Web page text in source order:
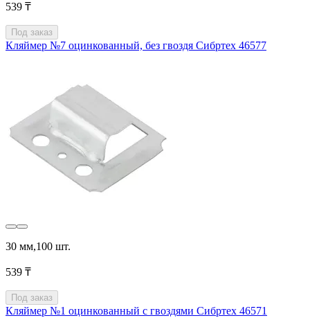
539 ₸
Под заказ
Кляймер №7 оцинкованный, без гвоздя Сибртех 46577
30 мм,100 шт.
539 ₸
Под заказ
Кляймер №1 оцинкованный с гвоздями Сибртех 46571